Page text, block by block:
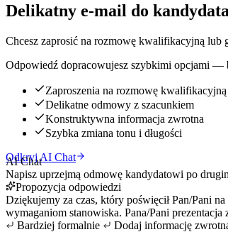
Delikatny e-mail do
Chcesz zaprosić na rozmowę kwalifikacyjną lub
Odpowiedź dopracowujesz szybkimi opcjami —
Zaproszenia na rozmowę kwalifikacyjną
Delikatne odmowy z szacunkiem
Konstruktywna informacja zwrotna
Szybka zmiana tonu i długości
Odkryj AI Chat
AI Chat
Napisz uprzejmą odmowę kandydatowi po
Propozycja odpowiedzi
Dziękujemy za czas, który poświęcił Pan/Pani
wymaganiom stanowiska. Pana/Pani
Bardziej formalnie
Dodaj informację